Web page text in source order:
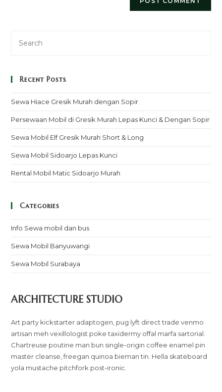
Recent Posts
Sewa Hiace Gresik Murah dengan Sopir
Persewaan Mobil di Gresik Murah Lepas Kunci & Dengan Sopir
Sewa Mobil Elf Gresik Murah Short & Long
Sewa Mobil Sidoarjo Lepas Kunci
Rental Mobil Matic Sidoarjo Murah
Categories
Info Sewa mobil dan bus
Sewa Mobil Banyuwangi
Sewa Mobil Surabaya
ARCHITECTURE STUDIO
Art party kickstarter adaptogen, pug lyft direct trade venmo
artisan meh vexillologist poke taxidermy offal marfa sartorial.
Chartreuse poutine man bun single-origin coffee enamel pin
master cleanse, freegan quinoa bieman tin. Hella skateboard
yola mustache pitchfork post-ironic.